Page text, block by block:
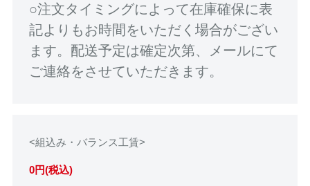
○注文タイミングによって在庫確保に表
記よりもお時間をいただく場合がござい
ます。配送予定は確定次第、メールにて
ご連絡をさせていただきます。
<組込み・バランス工賃>
0円(税込)